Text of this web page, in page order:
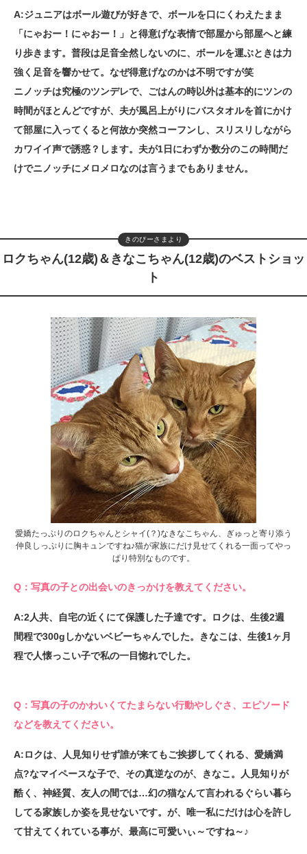
A:ジュニアはボール遊びが好きで、ボールを口にくわえたまま
「にゃおー！にゃおー！」と得意げな表情で部屋から部屋へと練
り歩きます。普段は足音全然しないのに、ボールを運ぶときは力
強く足音を響かせて。なぜ得意げなのかは不明ですが笑
ニノッチは究極のツンデレで、ごはんの時以外は基本的にツンの
時間がほとんどですが、夫が風呂上がりにバスタオルを首にかけ
て部屋に入ってくると何故か突然コーフンし、スリスリしながら
カワイイ声で誘惑？します。夫が1日にわずか数分のこの時間だ
けでニノッチにメロメロなのは言うまでもありません。
きのぴーさまより
ロクちゃん(12歳)＆きなこちゃん(12歳)のベストショッ
ト
愛嬌たっぷりのロクちゃんとシャイ(？)なきなこちゃん、ぎゅっと寄り添う
仲良しっぷりに胸キュンですね♪猫が家族にだけ見せてくれる一面ってやっ
ぱり特別なものです。
Q：写真の子との出会いのきっかけを教えてください。
A:2人共、自宅の近くにて保護した子達です。ロクは、生後2週
間程で300gしかないベビーちゃんでした。きなこは、生後1ヶ月
程で人懐っこい子で私の一目惚れでした。
Q：写真の子のかわいくてたまらない行動やしぐさ、エピソード
などを教えてください。
A:ロクは、人見知りせず誰が来てもご挨拶してくれる、愛嬌満
点?なマイペースな子で、その真逆なのが、きなこ。人見知りが
酷く、神経質、友人の間では…幻の猫なんて言われるぐらい暮ら
してる家族しか姿を見せないです。が、唯一私にだけは心を許し
て甘えてくれている事が、最高に可愛いぃ～ですね～♪